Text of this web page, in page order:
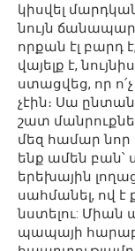
կիսվել
նույն
որքան էլ բարդ
վայելք է,
ստացվեց, որ
չէին։ Սա
շատ
մեզ համար
ենք ամեն բան՝
երեխային
սահմանել, ով է
նստելու: Միան
պապայի